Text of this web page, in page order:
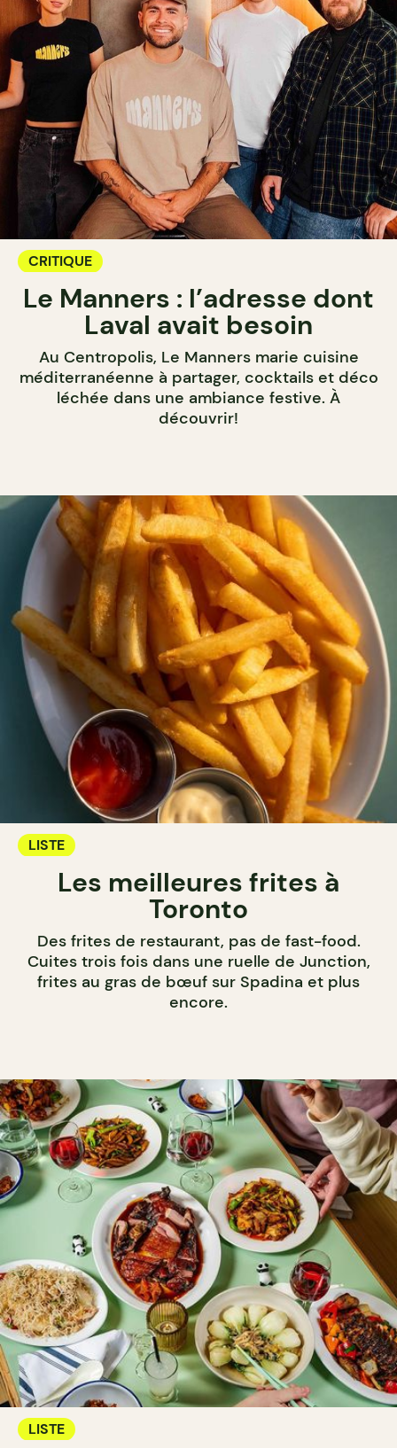
CRITIQUE
Le Manners : l’adresse dont
Laval avait besoin
Au Centropolis, Le Manners marie cuisine
méditerranéenne à partager, cocktails et déco
léchée dans une ambiance festive. À
découvrir!
LISTE
Les meilleures frites à
Toronto
Des frites de restaurant, pas de fast-food.
Cuites trois fois dans une ruelle de Junction,
frites au gras de bœuf sur Spadina et plus
encore.
LISTE